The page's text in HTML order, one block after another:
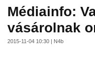
Médiainfo:
vásárolnak
2015-11-04 10:30 | N4b